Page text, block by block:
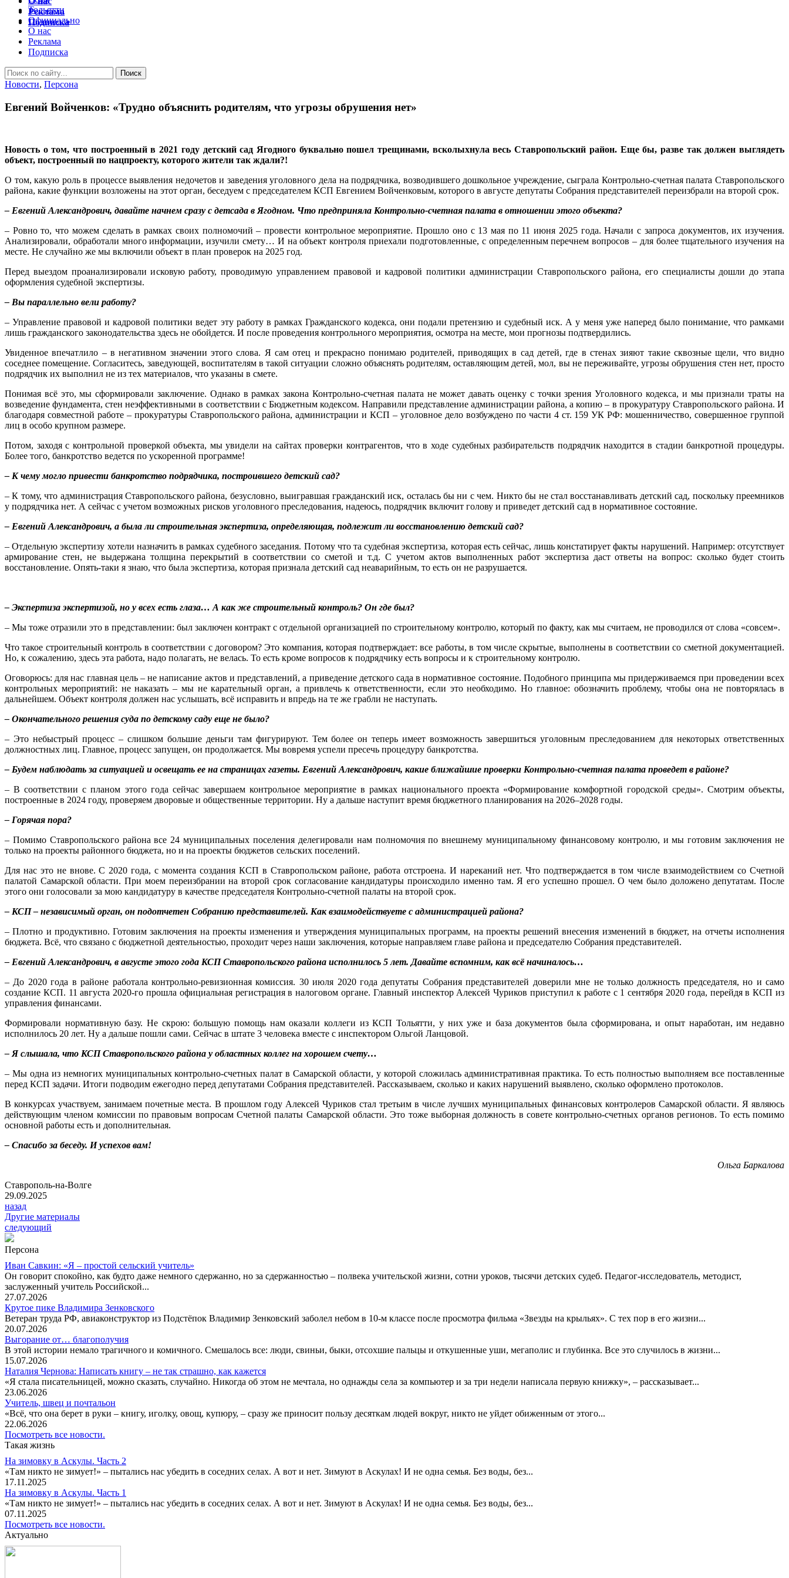
Тольятти
Официально
О нас
Реклама
Подписка
Новости, Персона
Евгений Войченков: «Трудно объяснить родителям, что угрозы обрушения нет»
Новость о том, что построенный в 2021 году детский сад Ягодного буквально пошел трещинами, всколыхнула весь Ставропольский район. Еще бы, разве так должен выглядеть
объект, построенный по нацпроекту, которого жители так ждали?!
О том, какую роль в процессе выявления недочетов и заведения уголовного дела на подрядчика, возводившего дошкольное учреждение, сыграла Контрольно-счетная палата Ставропольского
района, какие функции возложены на этот орган, беседуем с председателем КСП Евгением Войченковым, которого в августе депутаты Собрания представителей переизбрали на второй срок.
– Евгений Александрович, давайте начнем сразу с детсада в Ягодном. Что предприняла Контрольно-счетная палата в отношении этого объекта?
– Ровно то, что можем сделать в рамках своих полномочий – провести контрольное мероприятие. Прошло оно с 13 мая по 11 июня 2025 года. Начали с запроса документов, их изучения.
Анализировали, обработали много информации, изучили смету… И на объект контроля приехали подготовленные, с определенным перечнем вопросов – для более тщательного изучения на
месте. Не случайно же мы включили объект в план проверок на 2025 год.
Перед выездом проанализировали исковую работу, проводимую управлением правовой и кадровой политики администрации Ставропольского района, его специалисты дошли до этапа
оформления судебной экспертизы.
– Вы параллельно вели работу?
– Управление правовой и кадровой политики ведет эту работу в рамках Гражданского кодекса, они подали претензию и судебный иск. А у меня уже наперед было понимание, что рамками
лишь гражданского законодательства здесь не обойдется. И после проведения контрольного мероприятия, осмотра на месте, мои прогнозы подтвердились.
Увиденное впечатлило – в негативном значении этого слова. Я сам отец и прекрасно понимаю родителей, приводящих в сад детей, где в стенах зияют такие сквозные щели, что видно
соседнее помещение. Согласитесь, заведующей, воспитателям в такой ситуации сложно объяснять родителям, оставляющим детей, мол, вы не переживайте, угрозы обрушения стен нет, просто
подрядчик их выполнил не из тех материалов, что указаны в смете.
Понимая всё это, мы сформировали заключение. Однако в рамках закона Контрольно-счетная палата не может давать оценку с точки зрения Уголовного кодекса, и мы признали траты на
возведение фундамента, стен неэффективными в соответствии с Бюджетным кодексом. Направили представление администрации района, а копию – в прокуратуру Ставропольского района. И
благодаря совместной работе – прокуратуры Ставропольского района, администрации и КСП – уголовное дело возбуждено по части 4 ст. 159 УК РФ: мошенничество, совершенное группой
лиц в особо крупном размере.
Потом, заходя с контрольной проверкой объекта, мы увидели на сайтах проверки контрагентов, что в ходе судебных разбирательств подрядчик находится в стадии банкротной процедуры.
Более того, банкротство ведется по ускоренной программе!
– К чему могло привести банкротство подрядчика, построившего детский сад?
– К тому, что администрация Ставропольского района, безусловно, выигравшая гражданский иск, осталась бы ни с чем. Никто бы не стал восстанавливать детский сад, поскольку преемников
у подрядчика нет. А сейчас с учетом возможных рисков уголовного преследования, надеюсь, подрядчик включит голову и приведет детский сад в нормативное состояние.
– Евгений Александрович, а была ли строительная экспертиза, определяющая, подлежит ли восстановлению детский сад?
– Отдельную экспертизу хотели назначить в рамках судебного заседания. Потому что та судебная экспертиза, которая есть сейчас, лишь констатирует факты нарушений. Например: отсутствует
армирование стен, не выдержана толщина перекрытий в соответствии со сметой и т.д. С учетом актов выполненных работ экспертиза даст ответы на вопрос: сколько будет стоить
восстановление. Опять-таки я знаю, что была экспертиза, которая признала детский сад неаварийным, то есть он не разрушается.
– Экспертиза экспертизой, но у всех есть глаза… А как же строительный контроль? Он где был?
– Мы тоже отразили это в представлении: был заключен контракт с отдельной организацией по строительному контролю, который по факту, как мы считаем, не проводился от слова «совсем».
Что такое строительный контроль в соответствии с договором? Это компания, которая подтверждает: все работы, в том числе скрытые, выполнены в соответствии со сметной документацией.
Но, к сожалению, здесь эта работа, надо полагать, не велась. То есть кроме вопросов к подрядчику есть вопросы и к строительному контролю.
Оговорюсь: для нас главная цель – не написание актов и представлений, а приведение детского сада в нормативное состояние. Подобного принципа мы придерживаемся при проведении всех
контрольных мероприятий: не наказать – мы не карательный орган, а привлечь к ответственности, если это необходимо. Но главное: обозначить проблему, чтобы она не повторялась в
дальнейшем. Объект контроля должен нас услышать, всё исправить и впредь на те же грабли не наступать.
– Окончательного решения суда по детскому саду еще не было?
– Это небыстрый процесс – слишком большие деньги там фигурируют. Тем более он теперь имеет возможность завершиться уголовным преследованием для некоторых ответственных
должностных лиц. Главное, процесс запущен, он продолжается. Мы вовремя успели пресечь процедуру банкротства.
– Будем наблюдать за ситуацией и освещать ее на страницах газеты. Евгений Александрович, какие ближайшие проверки Контрольно-счетная палата проведет в районе?
– В соответствии с планом этого года сейчас завершаем контрольное мероприятие в рамках национального проекта «Формирование комфортной городской среды». Смотрим объекты,
построенные в 2024 году, проверяем дворовые и общественные территории. Ну а дальше наступит время бюджетного планирования на 2026–2028 годы.
– Горячая пора?
– Помимо Ставропольского района все 24 муниципальных поселения делегировали нам полномочия по внешнему муниципальному финансовому контролю, и мы готовим заключения не
только на проекты районного бюджета, но и на проекты бюджетов сельских поселений.
Для нас это не внове. С 2020 года, с момента создания КСП в Ставропольском районе, работа отстроена. И нареканий нет. Что подтверждается в том числе взаимодействием со Счетной
палатой Самарской области. При моем переизбрании на второй срок согласование кандидатуры происходило именно там. Я его успешно прошел. О чем было доложено депутатам. После
этого они голосовали за мою кандидатуру в качестве председателя Контрольно-счетной палаты на второй срок.
– КСП – независимый орган, он подотчетен Собранию представителей. Как взаимодействуете с администрацией района?
– Плотно и продуктивно. Готовим заключения на проекты изменения и утверждения муниципальных программ, на проекты решений внесения изменений в бюджет, на отчеты исполнения
бюджета. Всё, что связано с бюджетной деятельностью, проходит через наши заключения, которые направляем главе района и председателю Собрания представителей.
– Евгений Александрович, в августе этого года КСП Ставропольского района исполнилось 5 лет. Давайте вспомним, как всё начиналось…
– До 2020 года в районе работала контрольно-ревизионная комиссия. 30 июля 2020 года депутаты Собрания представителей доверили мне не только должность председателя, но и само
создание КСП. 11 августа 2020-го прошла официальная регистрация в налоговом органе. Главный инспектор Алексей Чуриков приступил к работе с 1 сентября 2020 года, перейдя в КСП из
управления финансами.
Формировали нормативную базу. Не скрою: большую помощь нам оказали коллеги из КСП Тольятти, у них уже и база документов была сформирована, и опыт наработан, им недавно
исполнилось 20 лет. Ну а дальше пошли сами. Сейчас в штате 3 человека вместе с инспектором Ольгой Ланцовой.
– Я слышала, что КСП Ставропольского района у областных коллег на хорошем счету…
– Мы одна из немногих муниципальных контрольно-счетных палат в Самарской области, у которой сложилась административная практика. То есть полностью выполняем все поставленные
перед КСП задачи. Итоги подводим ежегодно перед депутатами Собрания представителей. Рассказываем, сколько и каких нарушений выявлено, сколько оформлено протоколов.
В конкурсах участвуем, занимаем почетные места. В прошлом году Алексей Чуриков стал третьим в числе лучших муниципальных финансовых контролеров Самарской области. Я являюсь
действующим членом комиссии по правовым вопросам Счетной палаты Самарской области. Это тоже выборная должность в совете контрольно-счетных органов регионов. То есть помимо
основной работы есть и дополнительная.
– Спасибо за беседу. И успехов вам!
Ольга Баркалова
Ставрополь-на-Волге
29.09.2025
назад
Другие материалы
следующий
Персона
Иван Савкин: «Я – простой сельский учитель»
Он говорит спокойно, как будто даже немного сдержанно, но за сдержанностью – полвека учительской жизни, сотни уроков, тысячи детских судеб. Педагог-исследователь, методист,
заслуженный учитель Российской...
27.07.2026
Крутое пике Владимира Зенковского
Ветеран труда РФ, авиаконструктор из Подстёпок Владимир Зенковский заболел небом в 10-м классе после просмотра фильма «Звезды на крыльях». С тех пор в его жизни...
20.07.2026
Выгорание от… благополучия
В этой истории немало трагичного и комичного. Смешалось все: люди, свиньи, быки, отсохшие пальцы и откушенные уши, мегаполис и глубинка. Все это случилось в жизни...
15.07.2026
Наталия Чернова: Написать книгу – не так страшно, как кажется
«Я стала писательницей, можно сказать, случайно. Никогда об этом не мечтала, но однажды села за компьютер и за три недели написала первую книжку», – рассказывает...
23.06.2026
Учитель, швец и почтальон
«Всё, что она берет в руки – книгу, иголку, овощ, купюру, – сразу же приносит пользу десяткам людей вокруг, никто не уйдет обиженным от этого...
22.06.2026
Посмотреть все новости.
Такая жизнь
На зимовку в Аскулы. Часть 2
«Там никто не зимует!» – пытались нас убедить в соседних селах. А вот и нет. Зимуют в Аскулах! И не одна семья. Без воды, без...
17.11.2025
На зимовку в Аскулы. Часть 1
«Там никто не зимует!» – пытались нас убедить в соседних селах. А вот и нет. Зимуют в Аскулах! И не одна семья. Без воды, без...
07.11.2025
Посмотреть все новости.
Актуально
Реклама
Подписка